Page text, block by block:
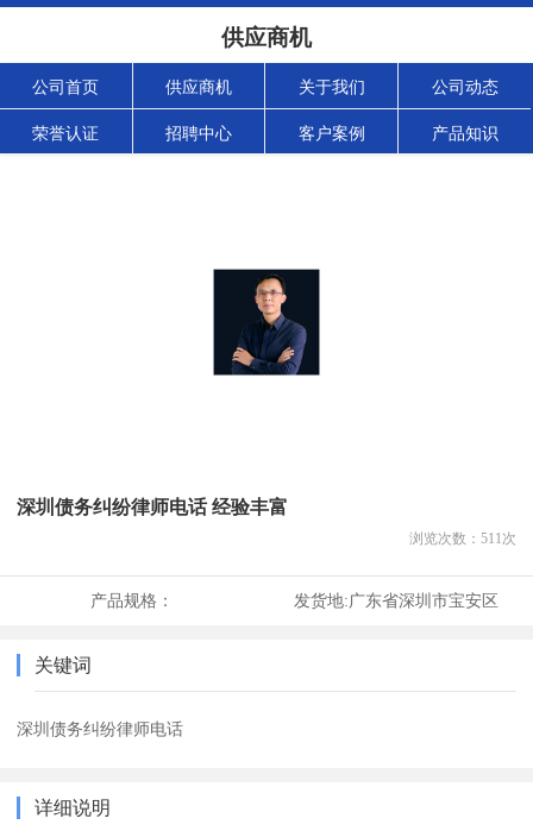
供应商机
公司首页 供应商机 关于我们 公司动态
荣誉认证 招聘中心 客户案例 产品知识
深圳债务纠纷律师电话 经验丰富
浏览次数： 511次
产品规格： 发货地:广东省深圳市宝安区
关键词
深圳债务纠纷律师电话
详细说明